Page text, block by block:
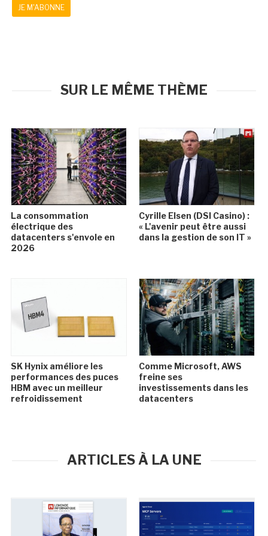
JE M'ABONNE
SUR LE MÊME THÈME
La consommation
électrique des
datacenters s'envole en
2026
Cyrille Elsen (DSI Casino) :
« L'avenir peut être aussi
dans la gestion de son IT »
SK Hynix améliore les
performances des puces
HBM avec un meilleur
refroidissement
Comme Microsoft, AWS
freine ses
investissements dans les
datacenters
ARTICLES À LA UNE